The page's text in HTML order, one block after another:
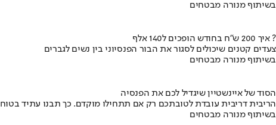
בשיתוף מנורה מבטחים
איך 200 ש"ח בחודש הופכים ל140 אלף ?
צעדים קטנים שיכולים לסגור את הבור הפנסיוני בין נשים לגברים
בשיתוף מנורה מבטחים
הסוד של איינשטיין שיגדיל לכם את הפנסיה
הריבית דריבית עובדת לטובתכם רק אם תתחילו מוקדם. כך תבנו עתיד בטוח
בשיתוף מנורה מבטחים